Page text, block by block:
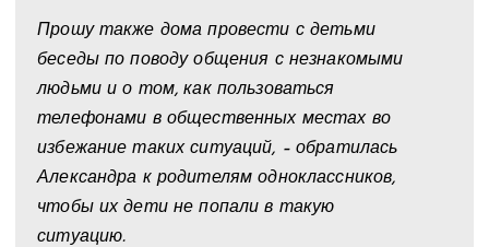
Прошу также дома провести с детьми
беседы по поводу общения с незнакомыми
людьми и о том, как пользоваться
телефонами в общественных местах во
избежание таких ситуаций, – обратилась
Александра к родителям одноклассников,
чтобы их дети не попали в такую
ситуацию.